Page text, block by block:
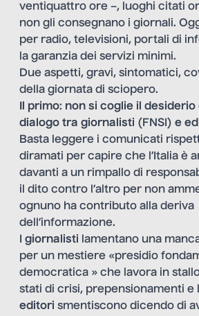
ventiquattro ore –, luoghi citati
non gli consegnano i giornali.
per radio, televisioni, portali di
la garanzia dei servizi minimi.
Due aspetti, gravi, sintomatici,
della giornata di sciopero.
Il primo: non si coglie il desiderio
dialogo tra giornalisti (FNSI) e
Basta leggere i comunicati
diramati per capire che l’Italia è
davanti a un rimpallo di
il dito contro l’altro per non
ognuno ha contributo alla deriva
dell’informazione.
giornalisti lamentano una
per un mestiere «presidio
democratica » che lavora in
stati di crisi, prepensionamenti e
editori smentiscono dicendo di